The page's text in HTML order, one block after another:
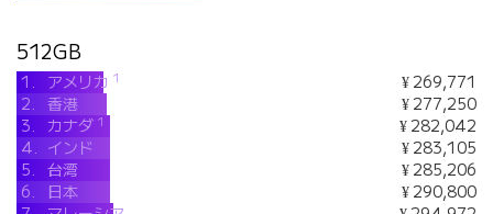
512GB
1. アメリカ 1
¥ 269,771
2.
香港
¥ 277,250
3.
カナダ 1
¥ 282,042
4.
インド
¥ 283,105
5.
台湾
¥ 285,206
6.
日本
¥ 290,800